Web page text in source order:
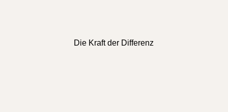
Die Kraft der Differenz